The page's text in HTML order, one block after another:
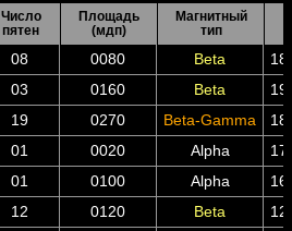
Число
пятен
Площадь
(мдп)
Магнитный
тип
08 0080 Beta
03 0160 Beta
19 0270 Beta-Gamma
01 0020 Alpha
01 0100 Alpha
12 0120 Beta